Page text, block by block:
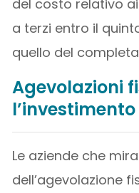
del costo relativo
a terzi entro il
quello del
Agevolazioni
Le aziende che
dell’agevolazione